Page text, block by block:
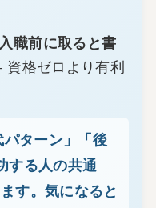
職前に取ると書
格ゼロより有利
パターン」「後
する人の共通
す。気になると